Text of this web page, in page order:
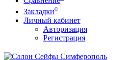
Закладки0
Личный кабинет
Авторизация
Регистрация